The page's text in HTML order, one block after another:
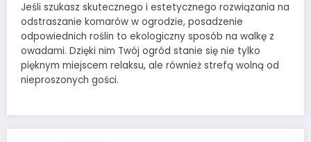
Jeśli szukasz skutecznego i estetycznego rozwiązania na
odstraszanie komarów w ogrodzie, posadzenie
odpowiednich roślin to ekologiczny sposób na walkę z
owadami. Dzięki nim Twój ogród stanie się nie tylko
pięknym miejscem relaksu, ale również strefą wolną od
nieproszonych gości.